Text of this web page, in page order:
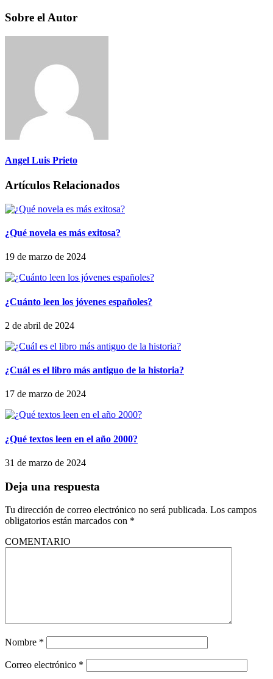
Sobre el Autor
Angel Luis Prieto
Artículos Relacionados
¿Qué novela es más exitosa?
19 de marzo de 2024
¿Cuánto leen los jóvenes españoles?
2 de abril de 2024
¿Cuál es el libro más antiguo de la historia?
17 de marzo de 2024
¿Qué textos leen en el año 2000?
31 de marzo de 2024
Deja una respuesta
Tu dirección de correo electrónico no será publicada. Los campos
obligatorios están marcados con *
COMENTARIO
Nombre *
Correo electrónico *